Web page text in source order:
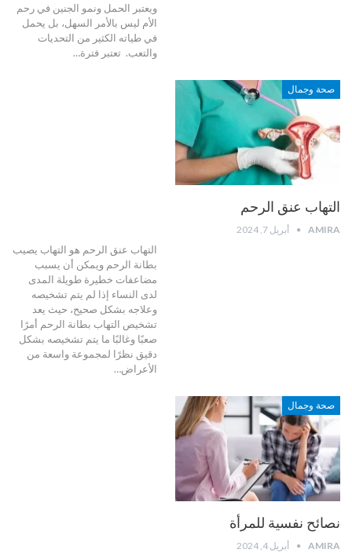
ويعتبر الحمل ونمو الجنين في رحم
الأم ليس بالأمر السهل، بل يحمل
في طياته الكثير من التحديات
والتعب. تعتبر فترة…
صحة وجمال
التهاب عنق الرحم
AMIRA أبريل 7, 2024
التهاب عنق الرحم هو التهاب يصيب
بطانة الرحم ويمكن أن يسبب
مضاعفات خطيرة طويلة المدى
لدى النساء إذا لم يتم تشخيصه
وعلاجه بشكل صحيح، حيث يعد
تشخيص التهاب بطانة الرحم أمرًا
صعبًا وغالبًا ما يتم تشخيصه بشكل
دقيق نظرًا لمجموعة واسعة من
الأعراض…
صحة وجمال
نصائح نفسية للمرأة
AMIRA أبريل 4, 2024